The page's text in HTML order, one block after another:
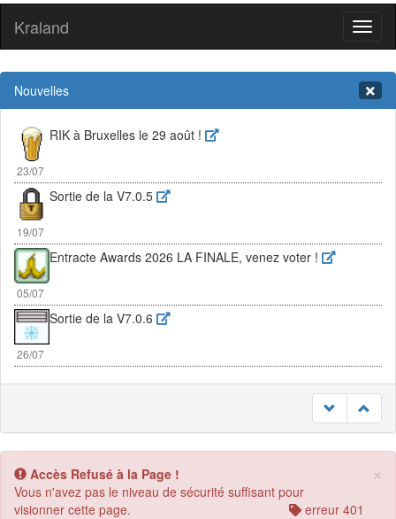
Kraland
Nouvelles
23/07
RIK à Bruxelles le 29 août !
19/07
Sortie de la V7.0.5
05/07
Entracte Awards 2026 LA FINALE, venez voter !
26/07
Sortie de la V7.0.6
×
Accès Refusé à la Page !
Vous n'avez pas le niveau de sécurité suffisant pour
visionner cette page.
erreur 401